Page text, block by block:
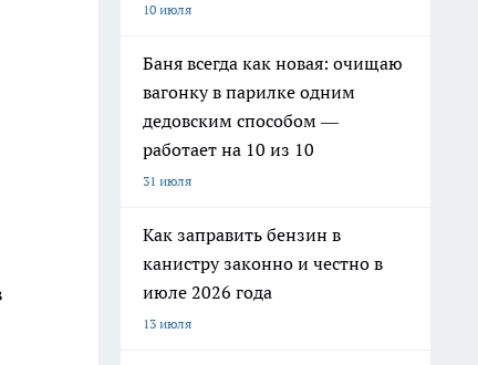
10 июля
Баня всегда как новая: очищаю
вагонку в парилке одним
дедовским способом —
работает на 10 из 10
31 июля
Как заправить бензин в
канистру законно и честно в
июле 2026 года
13 июля